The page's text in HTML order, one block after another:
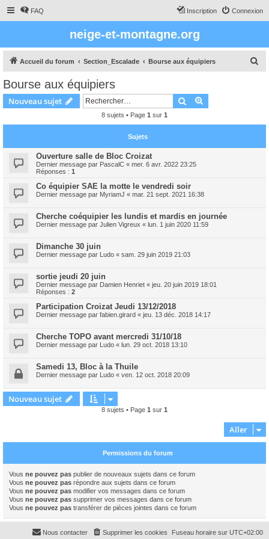
FAQ Connexion
Inscription
neige-et-montagne.org
Accueil du forum Section_Escalade Bourse aux équipiers
c
Bourse aux équipiers
Nouveau sujet Rechercher
8 sujets • Page 1 sur 1
Sujets
Ouverture salle de Bloc Croizat
Dernier message par PascalC « mer. 6 avr. 2022 23:25
Réponses : 1
Co équipier SAE la motte le vendredi soir
Dernier message par MyriamJ « mar. 21 sept. 2021 16:38
Cherche coéquipier les lundis et mardis en journée
Dernier message par Julien Vigreux « lun. 1 juin 2020 11:59
Dimanche 30 juin
Dernier message par Ludo « sam. 29 juin 2019 21:03
sortie jeudi 20 juin
Dernier message par Damien Henriet « jeu. 20 juin 2019 18:01
Réponses : 2
Participation Croizat Jeudi 13/12/2018
Dernier message par fabien.girard « jeu. 13 déc. 2018 14:17
Cherche TOPO avant mercredi 31/10/18
Dernier message par Ludo « lun. 29 oct. 2018 13:10
Samedi 13, Bloc à la Thuile
Dernier message par Ludo « ven. 12 oct. 2018 20:09
Nouveau sujet
8 sujets • Page 1 sur 1
Aller
Permissions du forum
Vous ne pouvez pas publier de nouveaux sujets dans ce forum
Vous ne pouvez pas répondre aux sujets dans ce forum
Vous ne pouvez pas modifier vos messages dans ce forum
Vous ne pouvez pas supprimer vos messages dans ce forum
Vous ne pouvez pas transférer de pièces jointes dans ce forum
Fuseau horaire sur UTC+02:00
Supprimer les cookies
Nous contacter